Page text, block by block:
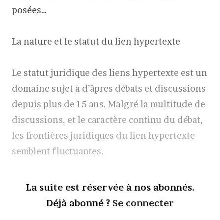
posées…
La nature et le statut du lien hypertexte
Le statut juridique des liens hypertexte est un
domaine sujet à d’âpres débats et discussions
depuis plus de 15 ans. Malgré la multitude de
discussions, et le caractère continu du débat,
les frontières juridiques du lien hypertexte
semblent fluctuantes.
La suite est réservée à nos abonnés.
Déjà abonné ? Se connecter